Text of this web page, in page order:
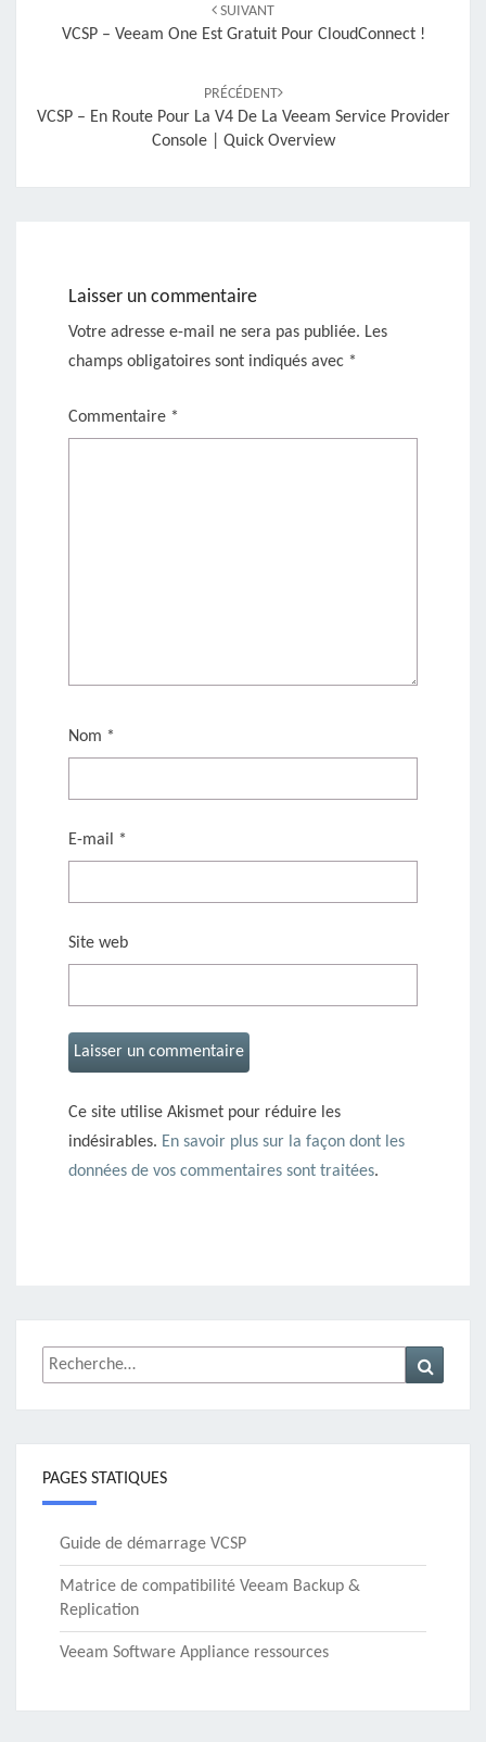
SUIVANT
VCSP – Veeam One Est Gratuit Pour CloudConnect !
PRÉCÉDENT
VCSP – En Route Pour La V4 De La Veeam Service Provider
Console | Quick Overview
Laisser un commentaire
Votre adresse e-mail ne sera pas publiée. Les
champs obligatoires sont indiqués avec *
Commentaire *
Nom *
E-mail *
Site web
Ce site utilise Akismet pour réduire les
indésirables. En savoir plus sur la façon dont les
données de vos commentaires sont traitées.
Rechercher :
PAGES STATIQUES
Guide de démarrage VCSP
Matrice de compatibilité Veeam Backup &
Replication
Veeam Software Appliance ressources